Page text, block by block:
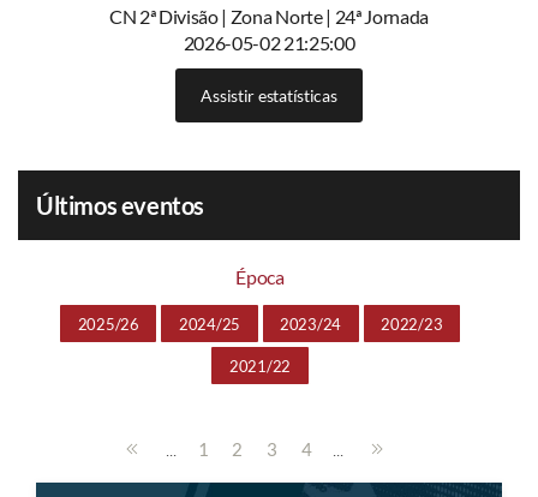
CN 2ª Divisão | Zona Norte | 24ª Jornada
2026-05-02 21:25:00
Assistir estatísticas
Últimos eventos
Época
2025/26 2024/25 2023/24 2022/23
2021/22
... 1 2 3 4 ...